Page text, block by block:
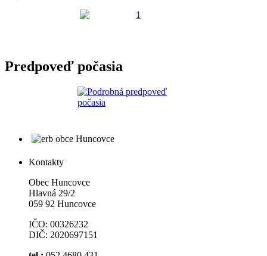
Predpoveď počasia
Kontakty
Obec Huncovce
Hlavná 29/2
059 92 Huncovce
IČO: 00326232
DIČ: 2020697151